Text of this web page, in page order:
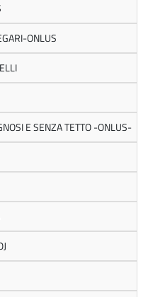
ONLUS
E SENZA TETTO -ONLUS-